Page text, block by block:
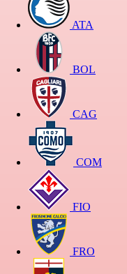
ATA
BOL
CAG
COM
FIO
FRO